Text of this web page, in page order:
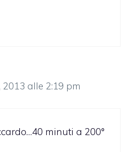
2013 alle 2:19 pm
minuti a 200°